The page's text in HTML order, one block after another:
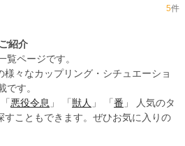
5件
紹介
覧ページです。
々なカップリング・シチュエーショ
です。
悪役令息 」 「 獣人 」 「 番 」 人気のタ
すこともできます。ぜひお気に入りの